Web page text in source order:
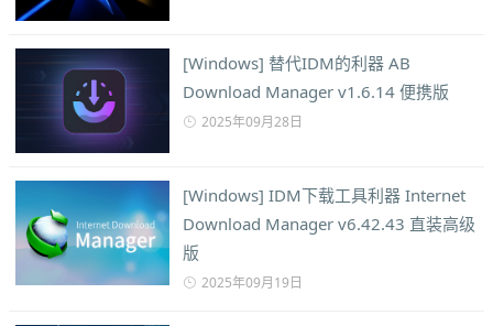
[Windows] 替代IDM的利器 AB
Download Manager v1.6.14 便携版
2025年09月28日
[Windows] IDM下载工具利器 Internet
Download Manager v6.42.43 直装高级
版
2025年09月19日